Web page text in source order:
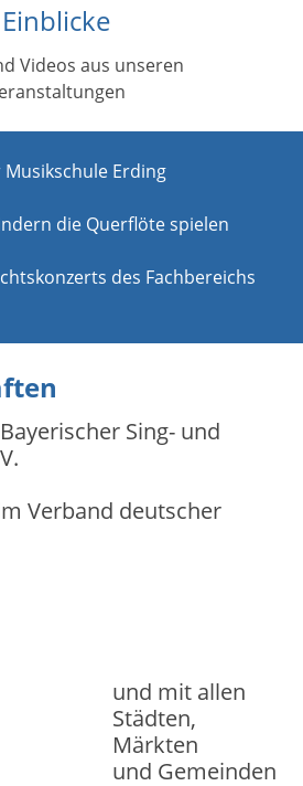
Einblicke
Videos aus unseren
und mit allen
Städten,
Märkten
und Gemein­den